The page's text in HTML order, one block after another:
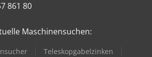
861 80
Maschinensuchen:
Teleskopgabelzinken